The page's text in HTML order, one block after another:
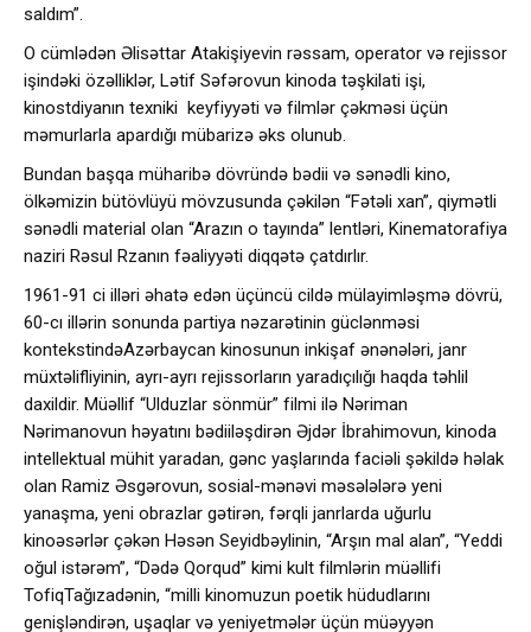
saldım”.
O cümlədən Əlisəttar Atakişiyevin rəssam, operator və rejissor
işindəki özəlliklər, Lətif Səfərovun kinoda təşkilati işi,
kinostdiyanın texniki keyfiyyəti və filmlər çəkməsi üçün
məmurlarla apardığı mübarizə əks olunub.
Bundan başqa müharibə dövründə bədii və sənədli kino,
ölkəmizin bütövlüyü mövzusunda çəkilən “Fətəli xan”, qiymətli
sənədli material olan “Arazın o tayında” lentləri, Kinematorafiya
naziri Rəsul Rzanın fəaliyyəti diqqətə çatdırlır.
1961-91 ci illəri əhatə edən üçüncü cildə mülayimləşmə dövrü,
60-cı illərin sonunda partiya nəzarətinin güclənməsi
kontekstindəAzərbaycan kinosunun inkişaf ənənələri, janr
müxtəlifliyinin, ayrı-ayrı rejissorların yaradıçılığı haqda təhlil
daxildir. Müəllif “Ulduzlar sönmür” filmi ilə Nəriman
Nərimanovun həyatını bədiiləşdirən Əjdər İbrahimovun, kinoda
intellektual mühit yaradan, gənc yaşlarında faciəli şəkildə həlak
olan Ramiz Əsgərovun, sosial-mənəvi məsələlərə yeni
yanaşma, yeni obrazlar gətirən, fərqli janrlarda uğurlu
kinoəsərlər çəkən Həsən Seyidbəylinin, “Arşın mal alan”, “Yeddi
oğul istərəm”, “Dədə Qorqud” kimi kult filmlərin müəllifi
TofiqTağızadənin, “milli kinomuzun poetik hüdudlarını
genişləndirən, uşaqlar və yeniyetmələr üçün müəyyən